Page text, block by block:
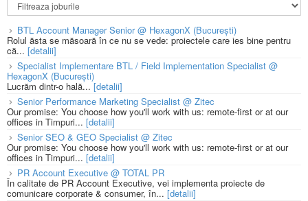
BTL Account Manager Senior @ HexagonX (București)
Rolul ăsta se măsoară în ce nu se vede: proiectele care ies bine pentru
că... [detalii]
Specialist Implementare BTL / Field Implementation Specialist @
HexagonX (București)
Lucrăm dintr-o hală...[detalii]
Senior Performance Marketing Specialist @ Zitec
Our promise: You choose how you'll work with us: remote-first or at our
offices in Timpuri... [detalii]
Senior SEO & GEO Specialist @ Zitec
Our promise: You choose how you'll work with us: remote-first or at our
offices in Timpuri... [detalii]
PR Account Executive @ TOTAL PR
În calitate de PR Account Executive, vei implementa proiecte de
comunicare corporate & consumer, în... [detalii]